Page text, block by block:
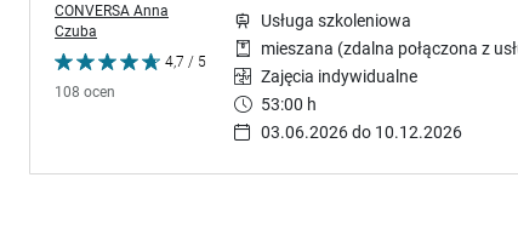
CONVERSA Anna
Czuba
4,7 / 5
108 ocen
Usługa szkoleniowa
mieszana (zdalna połączona z
Zajęcia indywidualne
53:00 h
03.06.2026 do 10.12.2026